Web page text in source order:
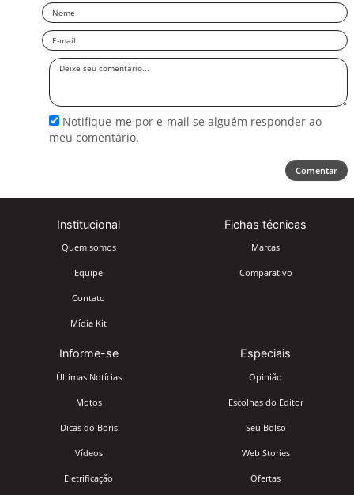
Nome
Email
Deixe
Notifique-me por e-mail se alguém responder ao
meu comentário.
Comentar
Institucional
Quem somos
Equipe
Contato
Mídia Kit
Fichas técnicas
Marcas
Comparativo
Informe-se
Últimas Notícias
Motos
Dicas do Boris
Vídeos
Eletrificação
Especiais
Opinião
Escolhas do Editor
Seu Bolso
Web Stories
Ofertas